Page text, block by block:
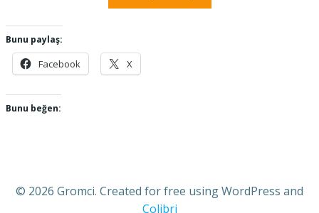
Bunu paylaş:
Facebook X
Bunu beğen:
© 2026 Gromci. Created for free using WordPress and
Colibri